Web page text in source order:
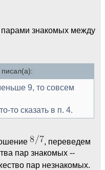
парами знакомых между
писал(а):
9, то совсем
то сказать в п. 4.
, переведем
пар знакомых --
пар незнакомых.